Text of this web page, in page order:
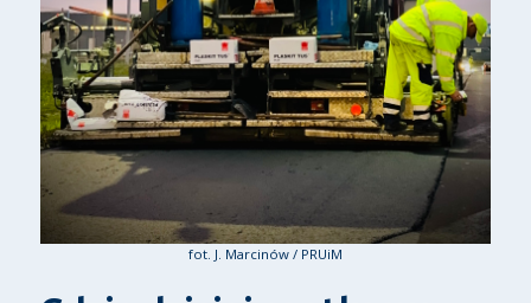
fot. J. Marcinów / PRUiM